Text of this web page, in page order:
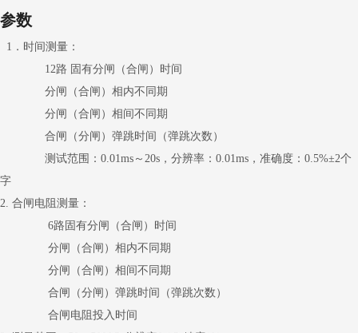
参数
1．时间测量：
12路 固有分闸（合闸）时间
分闸（合闸）相内不同期
分闸（合闸）相间不同期
合闸（分闸）弹跳时间（弹跳次数）
测试范围：0.01ms～20s，分辨率：0.01ms，准确度：0.5%±2个
字
2. 合闸电阻测量：
6路固有分闸（合闸）时间
分闸（合闸）相内不同期
分闸（合闸）相间不同期
合闸（分闸）弹跳时间（弹跳次数）
合闸电阻投入时间